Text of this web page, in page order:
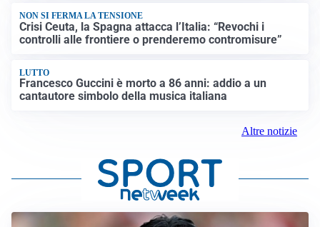
NON SI FERMA LA TENSIONE
Crisi Ceuta, la Spagna attacca l’Italia: “Revochi i
controlli alle frontiere o prenderemo contromisure”
LUTTO
Francesco Guccini è morto a 86 anni: addio a un
cantautore simbolo della musica italiana
Altre notizie